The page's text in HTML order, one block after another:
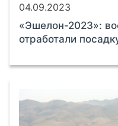
04.09.2023
«Эшелон-2023»:
отработали